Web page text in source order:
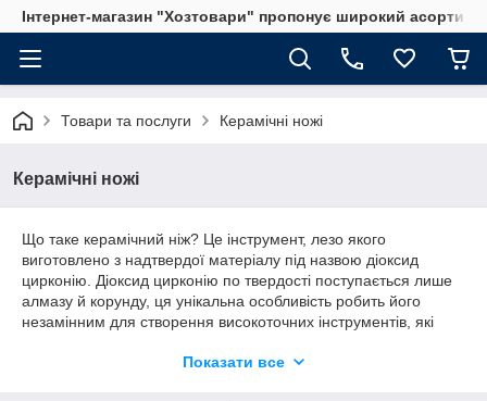
Інтернет-магазин "Хозтовари" пропонує широкий
Товари та послуги Керамічні ножі
Керамічні ножі
Що таке керамічний ніж? Це інструмент, лезо якого
виготовлено з надтвердої матеріалу під назвою діоксид
цирконію. Діоксид цирконію по твердості поступається лише
алмазу й корунду, ця унікальна особливість робить його
незамінним для створення високоточних інструментів, які
виробництві ювелірних виробів.
Показати все